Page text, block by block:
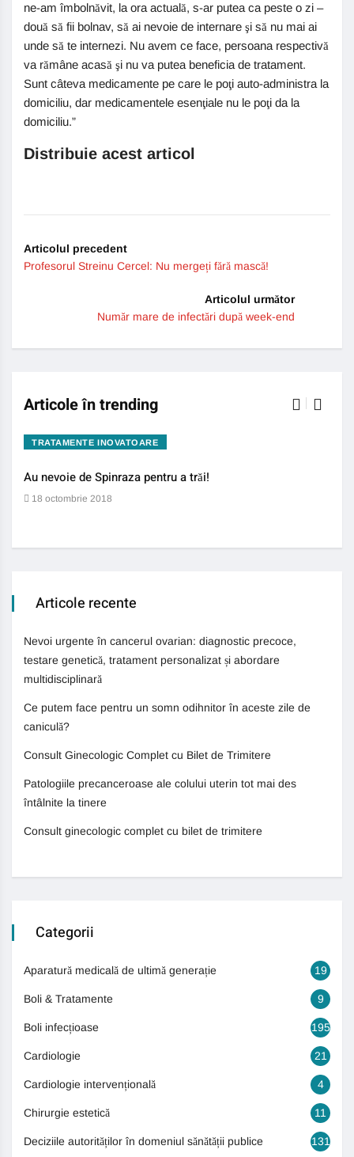
ne-am îmbolnăvit, la ora actuală, s-ar putea ca peste o zi –
două să fii bolnav, să ai nevoie de internare şi să nu mai ai
unde să te internezi. Nu avem ce face, persoana respectivă
va rămâne acasă şi nu va putea beneficia de tratament.
Sunt câteva medicamente pe care le poţi auto-administra la
domiciliu, dar medicamentele esenţiale nu le poţi da la
domiciliu.”
Distribuie acest articol
Articolul precedent
Profesorul Streinu Cercel: Nu mergeți fără mască!
Articolul următor
Număr mare de infectări după week-end
Articole în trending
TRATAMENTE INOVATOARE
Au nevoie de Spinraza pentru a trăi!
18 octombrie 2018
Articole recente
Nevoi urgente în cancerul ovarian: diagnostic precoce,
testare genetică, tratament personalizat și abordare
multidisciplinară
Ce putem face pentru un somn odihnitor în aceste zile de
caniculă?
Consult Ginecologic Complet cu Bilet de Trimitere
Patologiile precanceroase ale colului uterin tot mai des
întâlnite la tinere
Consult ginecologic complet cu bilet de trimitere
Categorii
Aparatură medicală de ultimă generație 19
Boli & Tratamente 9
Boli infecțioase 195
Cardiologie 21
Cardiologie intervențională 4
Chirurgie estetică 11
Deciziile autorităților în domeniul sănătății publice 131